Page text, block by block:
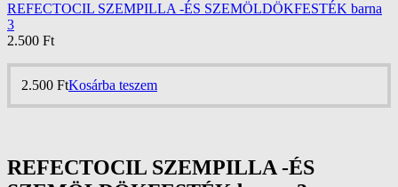
REFECTOCIL SZEMPILLA -ÉS SZEMÖLDÖKFESTÉK barna
3
2.500 Ft
2.500 FtKosárba teszem
REFECTOCIL SZEMPILLA -ÉS